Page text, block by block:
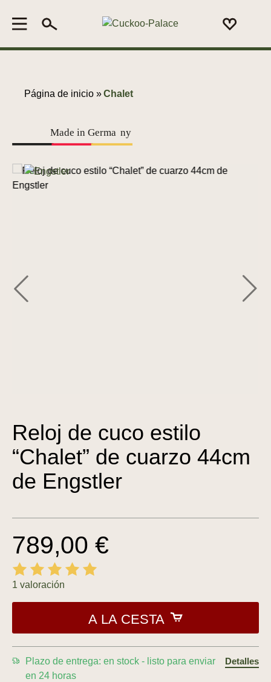
Página de inicio »Chalet
Made in Germa ny
Reloj de cuco estilo
“Chalet” de cuarzo 44cm
de Engstler
789,00 €
1 valoración
A LA CESTA
Plazo de entrega: en stock - listo para enviar
en 24 horas
Detalles